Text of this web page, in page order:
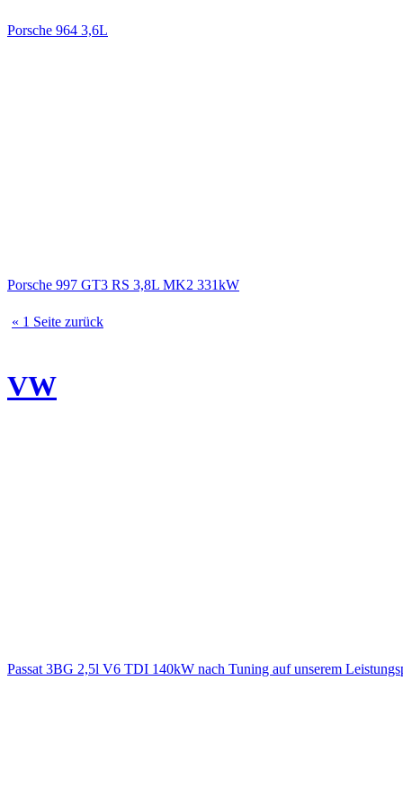
Porsche 964 3,6L
Porsche 997 GT3 RS 3,8L MK2 331kW
« 1 Seite zurück
VW
Passat 3BG 2,5l V6 TDI 140kW nach Tuning auf unserem